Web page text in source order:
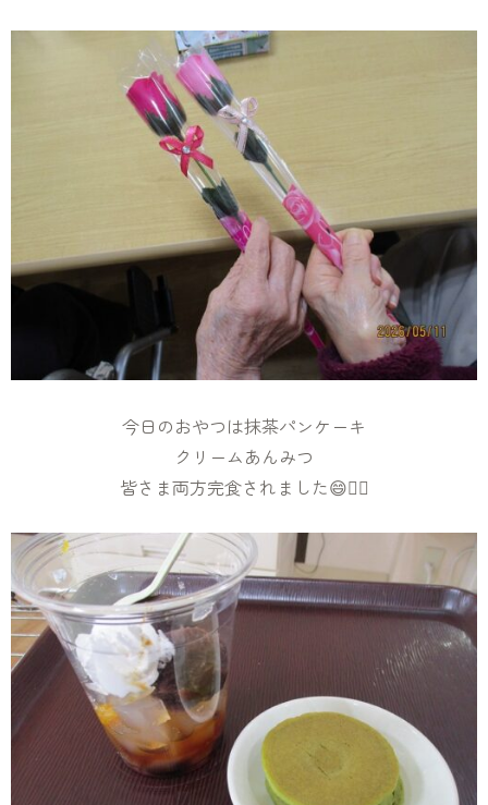
今日のおやつは抹茶パンケーキ
クリームあんみつ
皆さま両方完食されました😄✌🏻